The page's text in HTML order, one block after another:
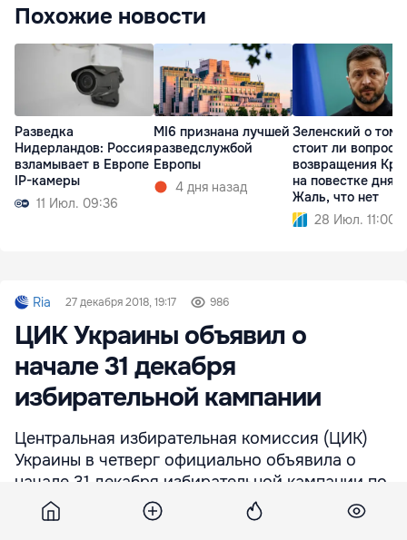
Похожие новости
Разведка
Нидерландов: Россия
взламывает в Европе
IP-камеры
11 Июл. 09:36
MI6 признана лучшей
разведслужбой
Европы
4 дня назад
Зеленский о том,
стоит ли вопрос
возвращения
на повестке дня:
Жаль, что нет
28 Июл. 11:00
Ria 27 декабря 2018, 19:17 986
ЦИК Украины объявил о
начале 31 декабря
избирательной кампании
Центральная избирательная комиссия (ЦИК)
Украины в четверг официально объявила о
начале 31 декабря избирательной кампании по
выборам президента страны.